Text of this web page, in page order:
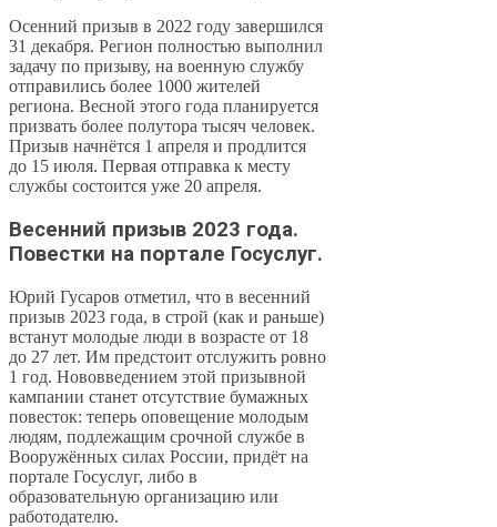
Осенний призыв в 2022 году завершился
31 декабря. Регион полностью выполнил
задачу по призыву, на военную службу
отправились более 1000 жителей
региона. Весной этого года планируется
призвать более полутора тысяч человек.
Призыв начнётся 1 апреля и продлится
до 15 июля. Первая отправка к месту
службы состоится уже 20 апреля.
Весенний призыв 2023 года.
Повестки на портале Госуслуг.
Юрий Гусаров отметил, что в весенний
призыв 2023 года, в строй (как и раньше)
встанут молодые люди в возрасте от 18
до 27 лет. Им предстоит отслужить ровно
1 год. Нововведением этой призывной
кампании станет отсутствие бумажных
повесток: теперь оповещение молодым
людям, подлежащим срочной службе в
Вооружённых силах России, придёт на
портале Госуслуг, либо в
образовательную организацию или
работодателю.